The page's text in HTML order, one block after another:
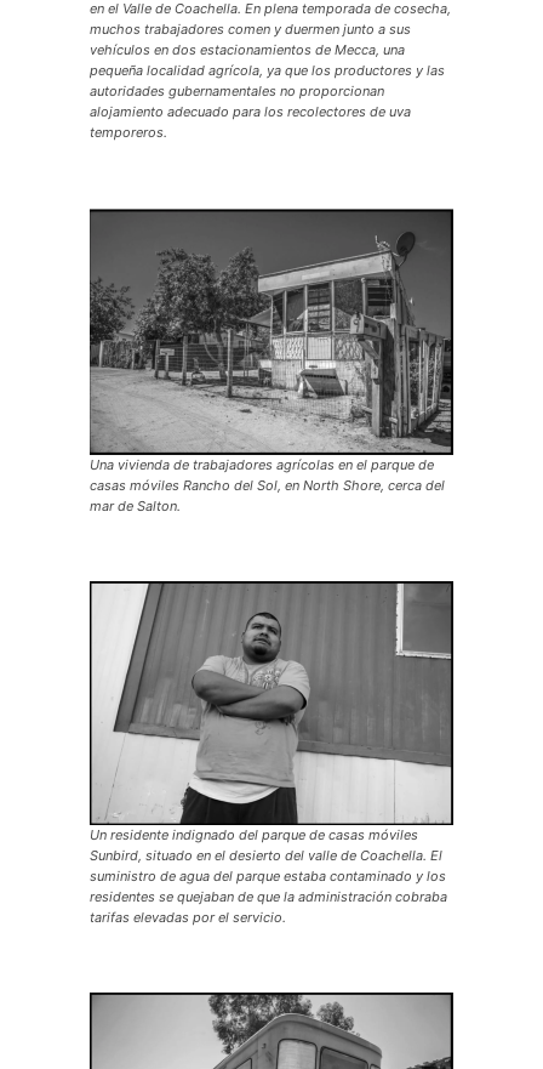
en el Valle de Coachella. En plena temporada de cosecha,
muchos trabajadores comen y duermen junto a sus
vehículos en dos estacionamientos de Mecca, una
pequeña localidad agrícola, ya que los productores y las
autoridades gubernamentales no proporcionan
alojamiento adecuado para los recolectores de uva
temporeros.
Una vivienda de trabajadores agrícolas en el parque de
casas móviles Rancho del Sol, en North Shore, cerca del
mar de Salton.
Un residente indignado del parque de casas móviles
Sunbird, situado en el desierto del valle de Coachella. El
suministro de agua del parque estaba contaminado y los
residentes se quejaban de que la administración cobraba
tarifas elevadas por el servicio.